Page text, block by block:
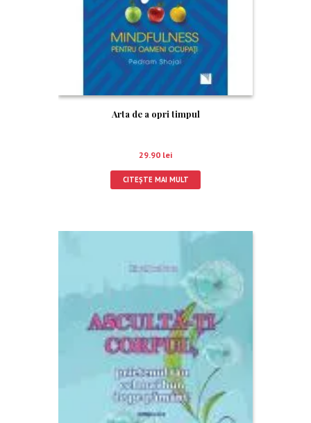
Arta de a opri timpul
29.90 lei
CITEȘTE MAI MULT